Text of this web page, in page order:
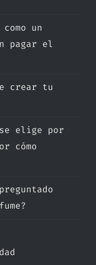
un
pagar el
crear tu
elige por
cómo